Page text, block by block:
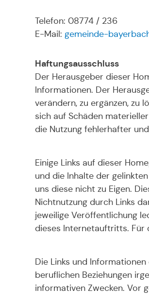
Telefon: 08774 / 236
E-Mail: gemeinde-
Haftungsausschluss
Der Herausgeber dieser
Informationen. Der
verändern, zu ergänzen, zu
sich auf Schäden
die Nutzung fehlerhafter
Einige Links auf dieser
und die Inhalte der
uns diese nicht zu Eigen.
Nichtnutzung durch Links
jeweilige Veröffentlichung
dieses Internetauftritts.
Die Links und
beruflichen Beziehungen
informativen Zwecken. Vor